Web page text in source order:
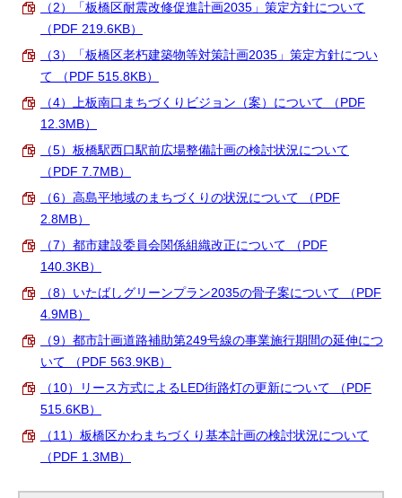
（2）「板橋区耐震改修促進計画2035」策定方針について
（PDF 219.6KB）
（3）「板橋区老朽建築物等対策計画2035」策定方針につい
て （PDF 515.8KB）
（4）上板南口まちづくりビジョン（案）について （PDF
12.3MB）
（5）板橋駅西口駅前広場整備計画の検討状況について
（PDF 7.7MB）
（6）高島平地域のまちづくりの状況について （PDF
2.8MB）
（7）都市建設委員会関係組織改正について （PDF
140.3KB）
（8）いたばしグリーンプラン2035の骨子案について （PDF
4.9MB）
（9）都市計画道路補助第249号線の事業施行期間の延伸につ
いて （PDF 563.9KB）
（10）リース方式によるLED街路灯の更新について （PDF
515.6KB）
（11）板橋区かわまちづくり基本計画の検討状況について
（PDF 1.3MB）